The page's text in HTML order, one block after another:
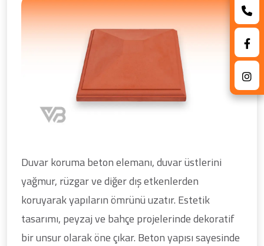
Duvar koruma beton elemanı, duvar üstlerini
yağmur, rüzgar ve diğer dış etkenlerden
koruyarak yapıların ömrünü uzatır. Estetik
tasarımı, peyzaj ve bahçe projelerinde dekoratif
bir unsur olarak öne çıkar. Beton yapısı sayesinde